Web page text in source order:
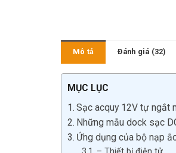
Mô tả Đánh giá (32)
MỤC LỤC
Sạc acquy 12V tự ngắt
Những mẫu dock sạc
Ứng dụng của bộ nạp